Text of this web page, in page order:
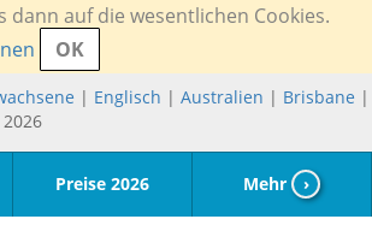
dann auf die wesentlichen Cookies.
OK
| Englisch | Australien | Brisbane |
2026
Preise 2026 Mehr ›